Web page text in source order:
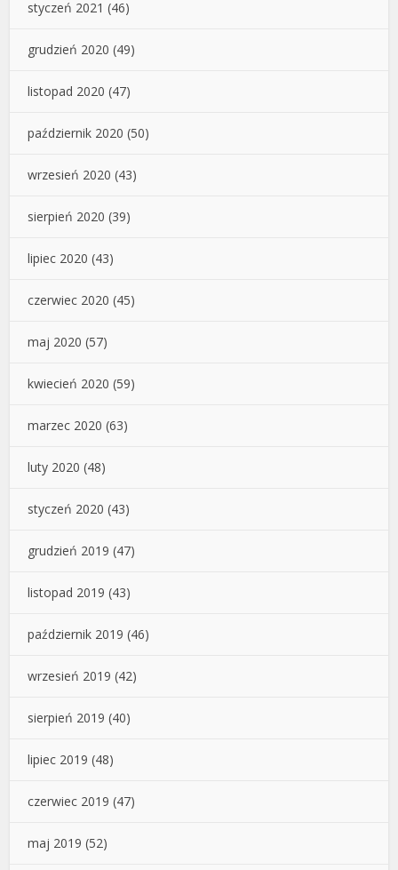
styczeń 2021 (46)
grudzień 2020 (49)
listopad 2020 (47)
październik 2020 (50)
wrzesień 2020 (43)
sierpień 2020 (39)
lipiec 2020 (43)
czerwiec 2020 (45)
maj 2020 (57)
kwiecień 2020 (59)
marzec 2020 (63)
luty 2020 (48)
styczeń 2020 (43)
grudzień 2019 (47)
listopad 2019 (43)
październik 2019 (46)
wrzesień 2019 (42)
sierpień 2019 (40)
lipiec 2019 (48)
czerwiec 2019 (47)
maj 2019 (52)